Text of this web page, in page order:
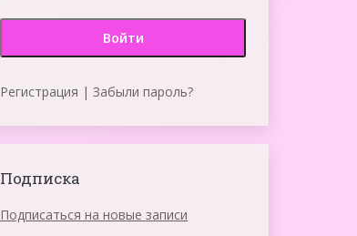
Регистрация | Забыли пароль?
Подписка
Подписаться на новые записи